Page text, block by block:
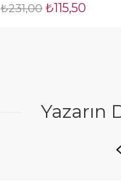
₺231,00 ₺115,50
Yazarın